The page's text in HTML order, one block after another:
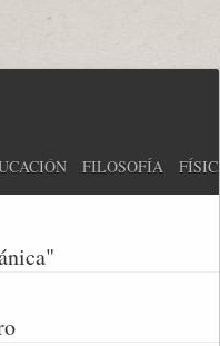
FILOSOFÍA